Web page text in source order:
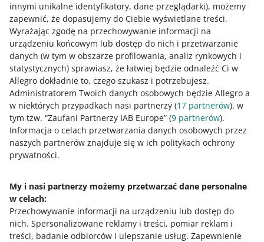
innymi unikalne identyfikatory, dane przeglądarki), możemy
zapewnić, że dopasujemy do Ciebie wyświetlane treści.
Wyrażając zgodę na przechowywanie informacji na
urządzeniu końcowym lub dostęp do nich i przetwarzanie
danych (w tym w obszarze profilowania, analiz rynkowych i
statystycznych) sprawiasz, że łatwiej będzie odnaleźć Ci w
Allegro dokładnie to, czego szukasz i potrzebujesz.
Administratorem Twoich danych osobowych będzie Allegro a
w niektórych przypadkach nasi partnerzy (17 partnerów), w
tym tzw. “Zaufani Partnerzy IAB Europe” (9 partnerów).
Informacja o celach przetwarzania danych osobowych przez
naszych partnerów znajduje się w ich politykach ochrony
prywatności.
My i nasi partnerzy możemy przetwarzać dane personalne
w celach:
Przechowywanie informacji na urządzeniu lub dostęp do
nich. Spersonalizowane reklamy i treści, pomiar reklam i
treści, badanie odbiorców i ulepszanie usług. Zapewnienie
Wszystkie (2) Szybkie wskazówki (2)
SZYBKA WSKAZÓWKA 5 MIN
Zestawy ofertowe, czyli jak zwiększyć
wartość koszyków Twoich klientów
SZYBKA WSKAZÓWKA 2 MIN
Firmowe zakupy z Allegro Pay Business
Potrzebujesz pomocy?
Skontaktuj się z nami